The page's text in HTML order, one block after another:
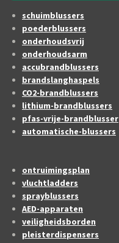
schuimblussers
poederblussers
onderhoudsvrij
onderhoudsarm
accubrandblussers
brandslanghaspels
CO2-brandblussers
lithium-brandblussers
pfas-vrije-brandblusser
automatische-blussers
ontruimingsplan
vluchtladders
sprayblussers
AED-apparaten
veiligheidsborden
pleisterdispensers